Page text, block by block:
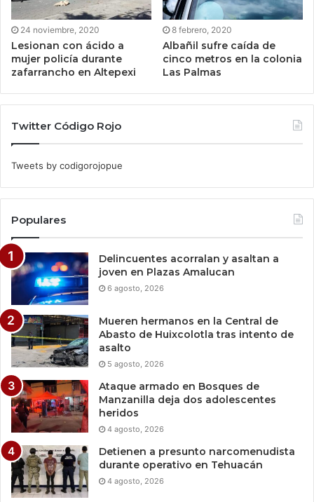
24 noviembre, 2020
Lesionan con ácido a
mujer policía durante
zafarrancho en Altepexi
8 febrero, 2020
Albañil sufre caída de
cinco metros en la colonia
Las Palmas
Twitter Código Rojo
Tweets by codigorojopue
Populares
Delincuentes acorralan y asaltan a
joven en Plazas Amalucan
6 agosto, 2026
Mueren hermanos en la Central de
Abasto de Huixcolotla tras intento de
asalto
5 agosto, 2026
Ataque armado en Bosques de
Manzanilla deja dos adolescentes
heridos
4 agosto, 2026
Detienen a presunto narcomenudista
durante operativo en Tehuacán
4 agosto, 2026